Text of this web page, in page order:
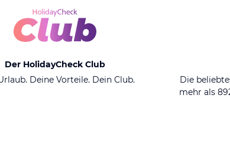
Der HolidayCheck Club
Deine Vorteile. Dein Club.
Die
mehr als